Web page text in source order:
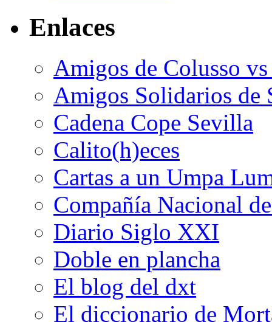
Enlaces
Amigos de Colusso
Amigos Solidarios de
Cadena Cope Sevilla
Calito(h)eces
Cartas a un Umpa
Compañía Nacional
Diario Siglo XXI
Doble en plancha
El blog del dxt
El diccionario de